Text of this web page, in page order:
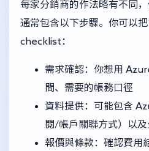
每家分銷商的作法略有不同
通常包含以下步驟。你可以
checklist：
需求確認：你想用
間、需要的帳務口徑
資料提供：可能包含
閱/帳戶關聯方式）以及
報價與條款：確認費用